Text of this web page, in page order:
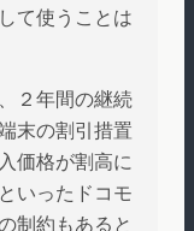
て使うことは
２年間の継続
末の割引措置
価格が割高に
いったドコモ
制約もあると